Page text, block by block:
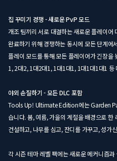
집 꾸미기 경쟁 - 새로운 PvP 모드
개조 팀끼리 서로 대결하는 새로운 플레이어
완료하기 위해 경쟁하는 동시에 모든 단계에
플레이 모드를 통해 모든 플레이어가 긴장
1, 2대2, 1대2대1, 1대1대1, 1대1대1대1 등
야외 손질하기 - 모든 DLC 포함
Tools Up! Ultimate Edition에는 Garden
습니다. 봄, 여름, 가을의 계절을 배경으로
건설하고, 나무를 심고, 잔디를 가꾸고, 성가
각 시즌 테마 레벨 팩에는 새로운 메커니즘